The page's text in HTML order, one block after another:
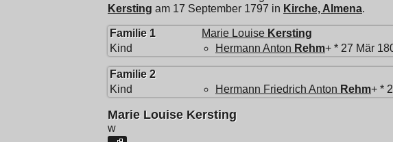
Kersting am 17 September 1797 in Kirche, Almena.
Familie 1 Marie Louise Kersting
Kind
Hermann Anton Rehm+ * 27 Mär
Familie 2
Kind
Hermann Friedrich Anton Rehm+ *
Marie Louise Kersting
w